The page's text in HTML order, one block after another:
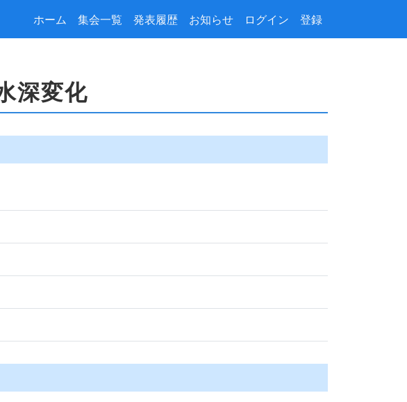
ホーム 集会一覧 発表履歴 お知らせ ログイン 登録
深変化